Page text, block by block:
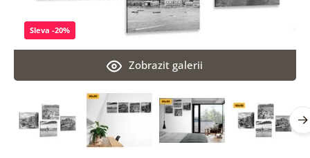
Zobrazit galerii
Sleva -20%